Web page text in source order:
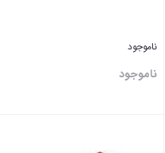
ناموجود
ناموجود